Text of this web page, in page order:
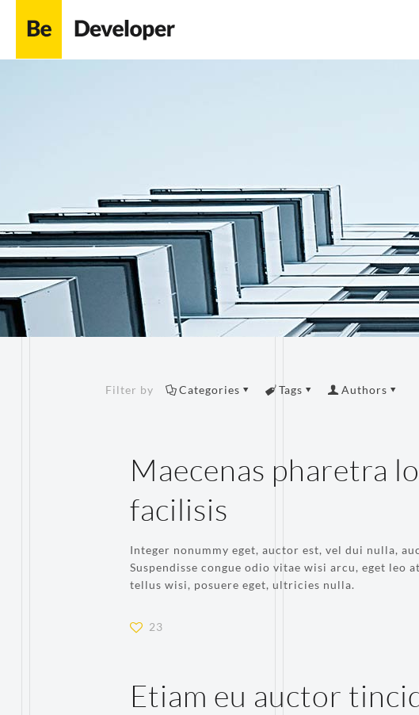
Filter by Categories Tags Authors
Maecenas pharetra
facilisis
Integer nonummy eget, auctor est, vel dui nulla,
Suspendisse congue odio vitae wisi arcu, eget leo
tellus wisi, posuere eget, ultricies nulla.
23
Etiam eu auctor